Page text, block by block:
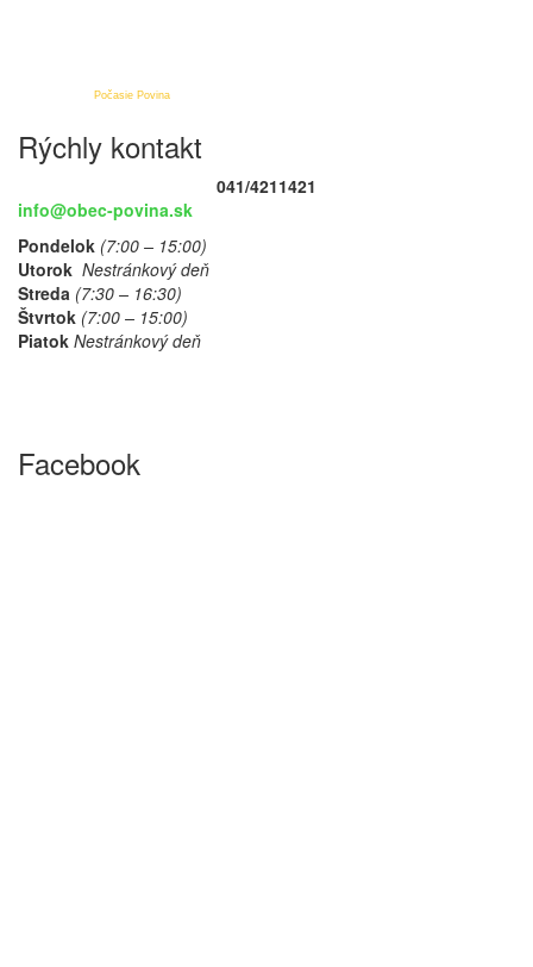
Počasie Povina
Rýchly kontakt
041/4211421
info@obec-povina.sk
Pondelok (7:00 – 15:00)
Utorok Nestránkový deň
Streda (7:30 – 16:30)
Štvrtok (7:00 – 15:00)
Piatok Nestránkový deň
Facebook